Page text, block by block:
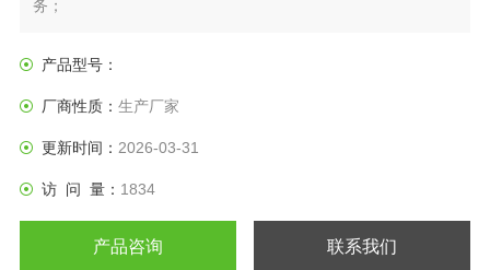
务；
产品型号：
厂商性质： 生产厂家
更新时间： 2026-03-31
访 问 量： 1834
产品咨询 联系我们